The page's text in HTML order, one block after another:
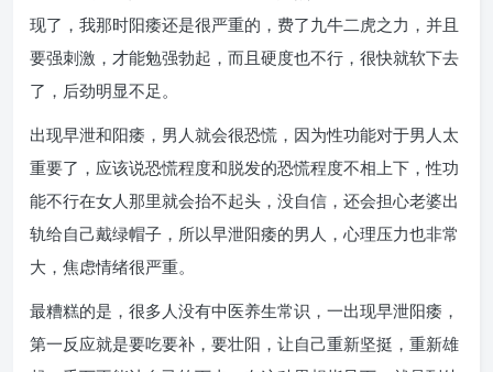
现了，我那时阳痿还是很严重的，费了九牛二虎之力，并且
要强刺激，才能勉强勃起，而且硬度也不行，很快就软下去
了，后劲明显不足。
出现早泄和阳痿，男人就会很恐慌，因为性功能对于男人太
重要了，应该说恐慌程度和脱发的恐慌程度不相上下，性功
能不行在女人那里就会抬不起头，没自信，还会担心老婆出
轨给自己戴绿帽子，所以早泄阳痿的男人，心理压力也非常
大，焦虑情绪很严重。
最糟糕的是，很多人没有中医养生常识，一出现早泄阳痿，
第一反应就是要吃要补，要壮阳，让自己重新坚挺，重新雄